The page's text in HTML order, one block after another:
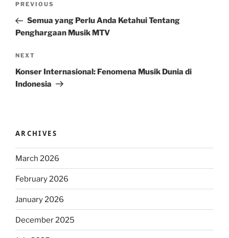
Previous
Post
PREVIOUS
Semua yang Perlu Anda Ketahui Tentang
Penghargaan Musik MTV
Next
Post
NEXT
Konser Internasional: Fenomena Musik Dunia di
Indonesia
ARCHIVES
March 2026
February 2026
January 2026
December 2025